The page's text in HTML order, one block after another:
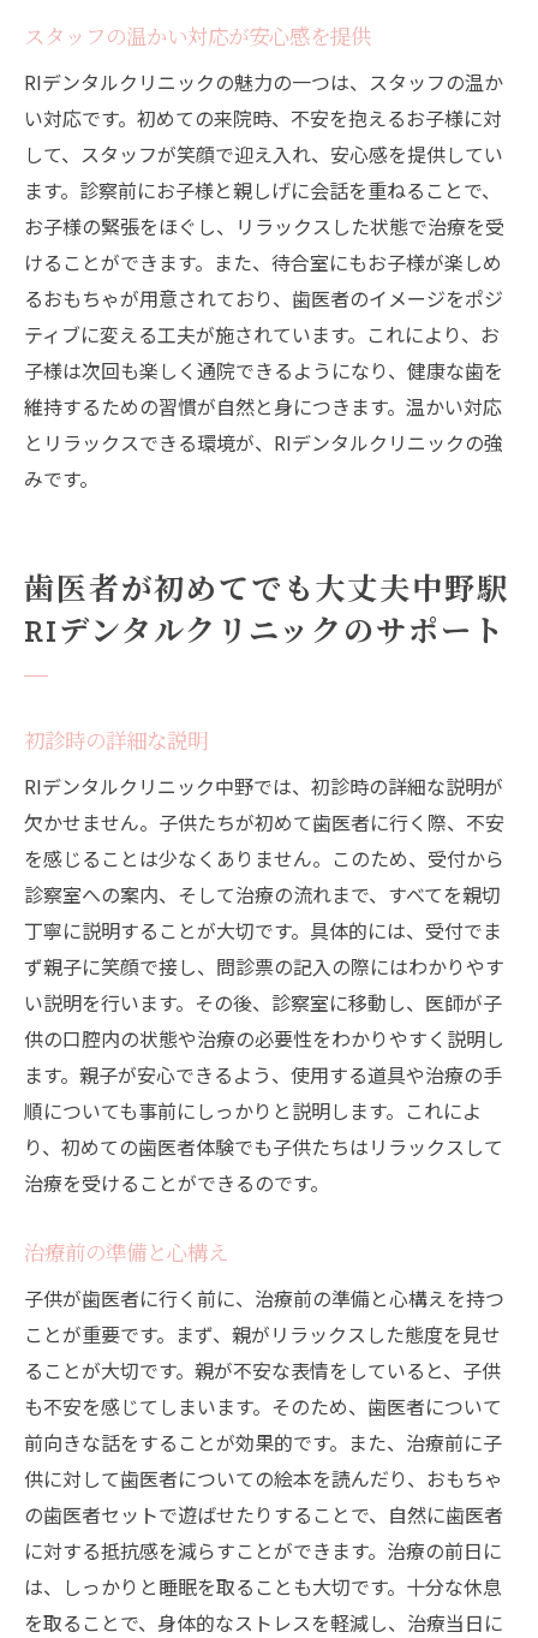
スタッフの温かい対応が安心感を提供
RIデンタルクリニックの魅力の一つは、スタッフの温か
い対応です。初めての来院時、不安を抱えるお子様に対
して、スタッフが笑顔で迎え入れ、安心感を提供してい
ます。診察前にお子様と親しげに会話を重ねることで、
お子様の緊張をほぐし、リラックスした状態で治療を受
けることができます。また、待合室にもお子様が楽しめ
るおもちゃが用意されており、歯医者のイメージをポジ
ティブに変える工夫が施されています。これにより、お
子様は次回も楽しく通院できるようになり、健康な歯を
維持するための習慣が自然と身につきます。温かい対応
とリラックスできる環境が、RIデンタルクリニックの強
みです。
歯医者が初めてでも大丈夫中野駅
RIデンタルクリニックのサポート
初診時の詳細な説明
RIデンタルクリニック中野では、初診時の詳細な説明が
欠かせません。子供たちが初めて歯医者に行く際、不安
を感じることは少なくありません。このため、受付から
診察室への案内、そして治療の流れまで、すべてを親切
丁寧に説明することが大切です。具体的には、受付でま
ず親子に笑顔で接し、問診票の記入の際にはわかりやす
い説明を行います。その後、診察室に移動し、医師が子
供の口腔内の状態や治療の必要性をわかりやすく説明し
ます。親子が安心できるよう、使用する道具や治療の手
順についても事前にしっかりと説明します。これによ
り、初めての歯医者体験でも子供たちはリラックスして
治療を受けることができるのです。
治療前の準備と心構え
子供が歯医者に行く前に、治療前の準備と心構えを持つ
ことが重要です。まず、親がリラックスした態度を見せ
ることが大切です。親が不安な表情をしていると、子供
も不安を感じてしまいます。そのため、歯医者について
前向きな話をすることが効果的です。また、治療前に子
供に対して歯医者についての絵本を読んだり、おもちゃ
の歯医者セットで遊ばせたりすることで、自然に歯医者
に対する抵抗感を減らすことができます。治療の前日に
は、しっかりと睡眠を取ることも大切です。十分な休息
を取ることで、身体的なストレスを軽減し、治療当日に